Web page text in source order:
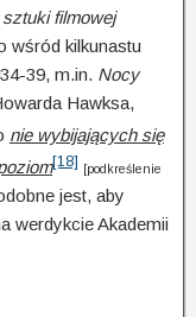
filmowej
wśród kilkunastu
39, m.in. Nocy
Hawksa,
nie wybijających się
[18] [podkreślenie
jest, aby
werdykcie Akademii